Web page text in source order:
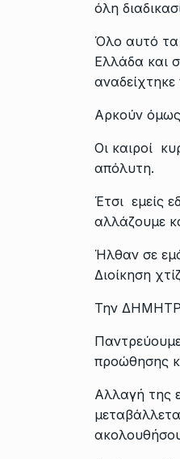
όλη
Όλο αυτό τα
Ελλάδα και
Αρκούν
Οι καιροί
απόλυτη.
Έτσι εμείς
αλλάζουμε
Ήλθαν σε
Διοίκηση
Την
προώθησης
Αλλαγή της